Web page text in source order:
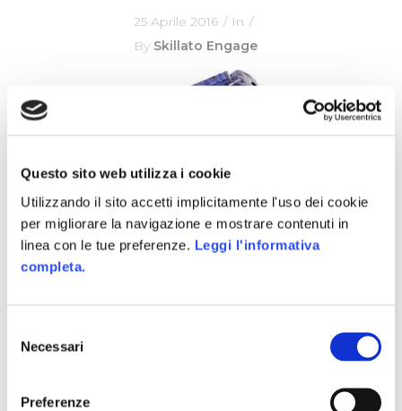
Questo sito web utilizza i cookie
Utilizzando il sito accetti implicitamente l'uso dei cookie
per migliorare la navigazione e mostrare contenuti in
linea con le tue preferenze. Leggi l'informativa
completa.
delNecessari
Preferenze
25 Aprile 2016
In
By Skillato Engage